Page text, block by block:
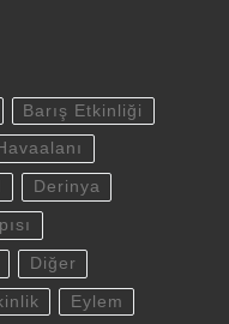
Barış Etkinliği
Derinya
Diğer
Eylem